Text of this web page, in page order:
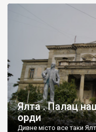
Ялта . Палац
орди
Дивне місто все таки